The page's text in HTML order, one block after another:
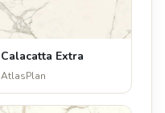
Calacatta Extra
AtlasPlan